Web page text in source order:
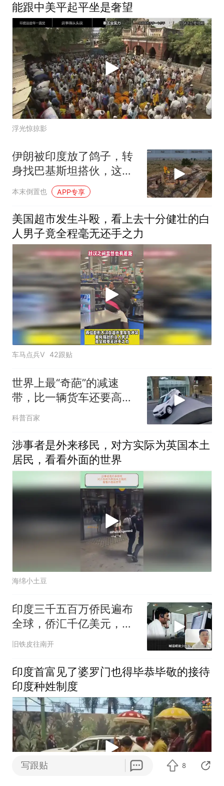
能跟中美平起平坐是奢望
浮光惊掠影
伊朗被印度放了鸽子，转
身找巴基斯坦搭伙，这波
操作能成
本末倒置也 APP专享
美国超市发生斗殴，看上去十分健壮的白
人男子竟全程毫无还手之力
车马点兵V 42跟贴
世界上最“奇葩”的减速
带，比一辆货车还要高，
这谁能过得去啊？
科普百家
涉事者是外来移民，对方实际为英国本土
居民，看看外面的世界
海绵小土豆
印度三千五百万侨民遍布
全球，侨汇千亿美元，欧
美被反噬
旧铁皮往南开
印度首富见了婆罗门也得毕恭毕敬的接待
印度种姓制度
写跟贴 8